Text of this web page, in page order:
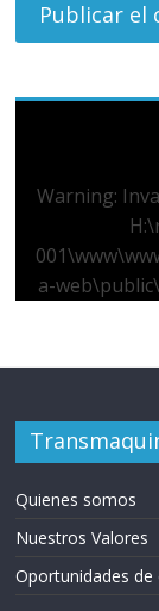
Warning:
a-
Quienes somos
Nuestros Valores
Oportunidades de